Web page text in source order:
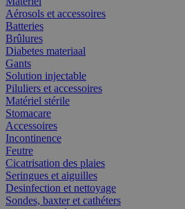
Aérosols et accessoires
Batteries
Brûlures
Diabetes materiaal
Gants
Solution injectable
Piluliers et accessoires
Matériel stérile
Stomacare
Accessoires
Incontinence
Feutre
Cicatrisation des plaies
Seringues et aiguilles
Desinfection et nettoyage
Sondes, baxter et cathéters